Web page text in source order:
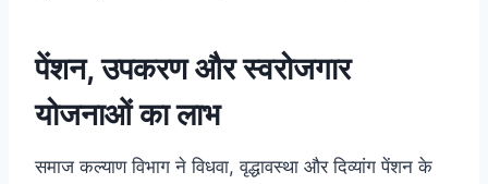
पेंशन, उपकरण और स्वरोजगार
योजनाओं का लाभ
समाज कल्याण विभाग ने विधवा, वृद्धावस्था और दिव्यांग पेंशन के